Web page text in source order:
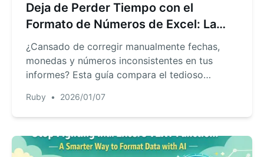
Deja de Perder Tiempo con el
Formato de Números de Excel: La
Solución con IA
¿Cansado de corregir manualmente fechas,
monedas y números inconsistentes en tus
informes? Esta guía compara el tedioso
personalizados con una nueva y más rápida
forma de usar una IA de Excel como
formateados con simples comandos de texto.
Ruby • 2026/01/07